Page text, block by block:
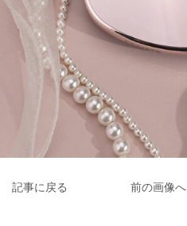
記事に戻る 前の画像へ